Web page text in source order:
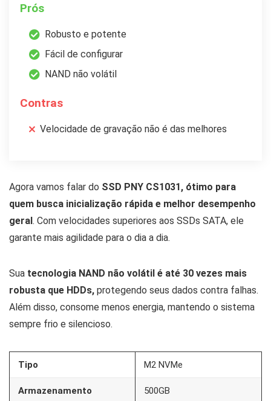
Prós
Robusto e potente
Fácil de configurar
NAND não volátil
Contras
Velocidade de gravação não é das melhores
Agora vamos falar do SSD PNY CS1031, ótimo para
quem busca inicialização rápida e melhor desempenho
geral. Com velocidades superiores aos SSDs SATA, ele
garante mais agilidade para o dia a dia.
Sua tecnologia NAND não volátil é até 30 vezes mais
robusta que HDDs, protegendo seus dados contra falhas.
Além disso, consome menos energia, mantendo o sistema
sempre frio e silencioso.
Tipo M2 NVMe
Armazenamento 500GB